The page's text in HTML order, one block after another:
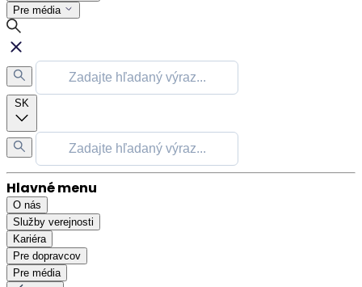
Pre média
SK
Hlavné menu
O nás
Služby verejnosti
Kariéra
Pre dopravcov
Pre média